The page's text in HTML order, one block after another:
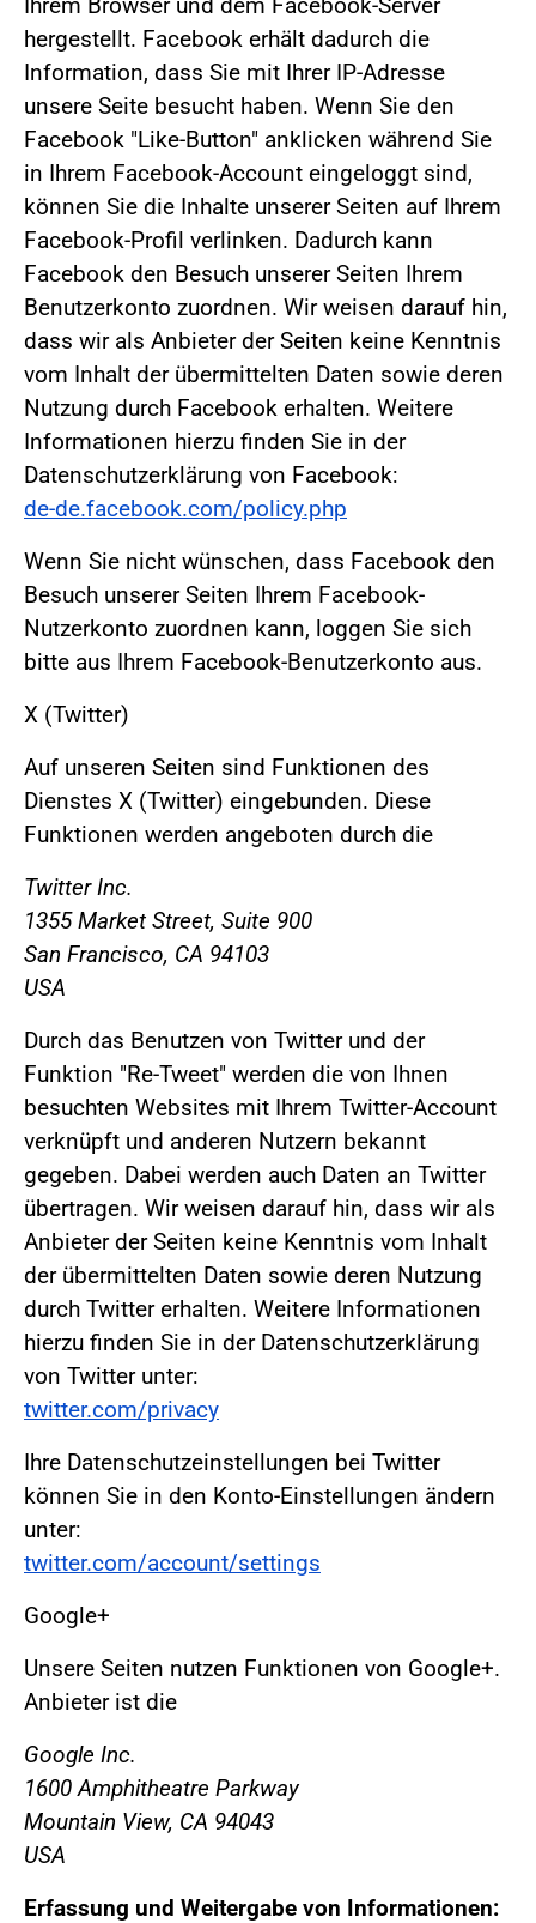
hergestellt. Facebook erhält dadurch die
Information, dass Sie mit Ihrer IP-Adresse
unsere Seite besucht haben. Wenn Sie den
Facebook "Like-Button" anklicken während Sie
in Ihrem Facebook-Account eingeloggt sind,
können Sie die Inhalte unserer Seiten auf Ihrem
Facebook-Profil verlinken. Dadurch kann
Facebook den Besuch unserer Seiten Ihrem
Benutzerkonto zuordnen. Wir weisen darauf hin,
dass wir als Anbieter der Seiten keine Kenntnis
vom Inhalt der übermittelten Daten sowie deren
Nutzung durch Facebook erhalten. Weitere
Informationen hierzu finden Sie in der
Datenschutzerklärung von Facebook:
de-de.facebook.com/policy.php
Wenn Sie nicht wünschen, dass Facebook den
Besuch unserer Seiten Ihrem Facebook-
Nutzerkonto zuordnen kann, loggen Sie sich
bitte aus Ihrem Facebook-Benutzerkonto aus.
X (Twitter)
Auf unseren Seiten sind Funktionen des
Dienstes X (Twitter) eingebunden. Diese
Funktionen werden angeboten durch die
Twitter Inc.
1355 Market Street, Suite 900
San Francisco, CA 94103
USA
Durch das Benutzen von Twitter und der
Funktion "Re-Tweet" werden die von Ihnen
besuchten Websites mit Ihrem Twitter-Account
verknüpft und anderen Nutzern bekannt
gegeben. Dabei werden auch Daten an Twitter
übertragen. Wir weisen darauf hin, dass wir als
Anbieter der Seiten keine Kenntnis vom Inhalt
der übermittelten Daten sowie deren Nutzung
durch Twitter erhalten. Weitere Informationen
hierzu finden Sie in der Datenschutzerklärung
von Twitter unter:
twitter.com/privacy
Ihre Datenschutzeinstellungen bei Twitter
können Sie in den Konto-Einstellungen ändern
unter:
twitter.com/account/settings
Google+
Unsere Seiten nutzen Funktionen von Google+.
Anbieter ist die
Google Inc.
1600 Amphitheatre Parkway
Mountain View, CA 94043
USA
Erfassung und Weitergabe von Informationen: